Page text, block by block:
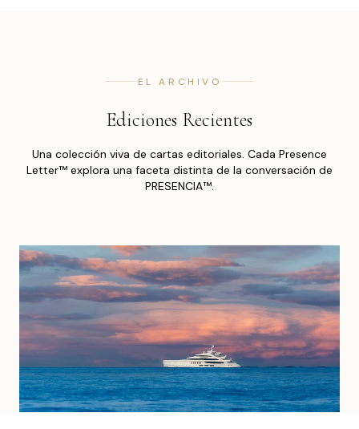
EL ARCHIVO
Ediciones Recientes
Una colección viva de cartas editoriales. Cada Presence
Letter™ explora una faceta distinta de la conversación de
PRESENCIA™.